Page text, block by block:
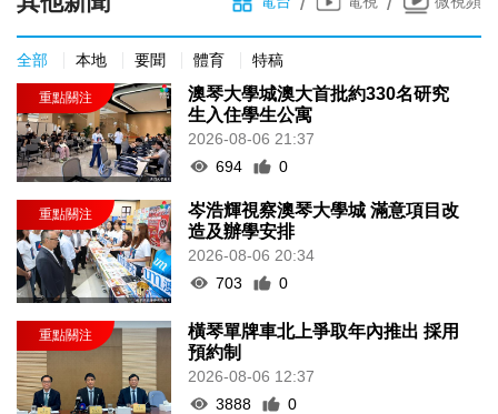
全部 本地 要聞 體育 特稿
澳琴大學城澳大首批約330名研究
生入住學生公寓
2026-08-06 21:37
694
0
岑浩輝視察澳琴大學城 滿意項目改
造及辦學安排
2026-08-06 20:34
703
0
橫琴單牌車北上爭取年內推出 採用
預約制
2026-08-06 12:37
3888
0